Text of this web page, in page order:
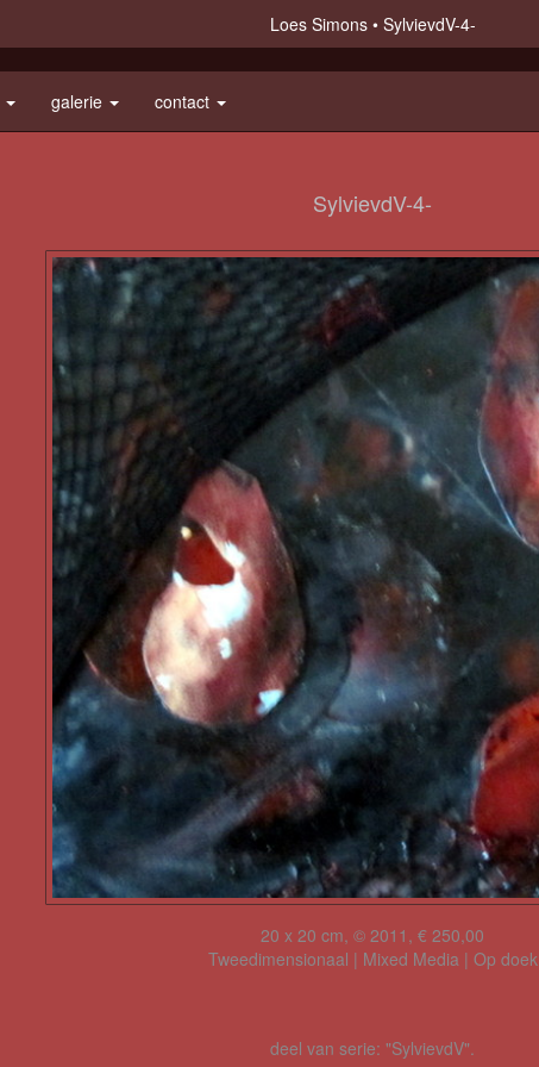
Loes Simons SylvievdV-4-
galerie contact
SylvievdV-4-
20 x 20 cm, © 2011, € 250,00
Tweedimensionaal | Mixed Media | Op doek
deel van serie: "SylvievdV".